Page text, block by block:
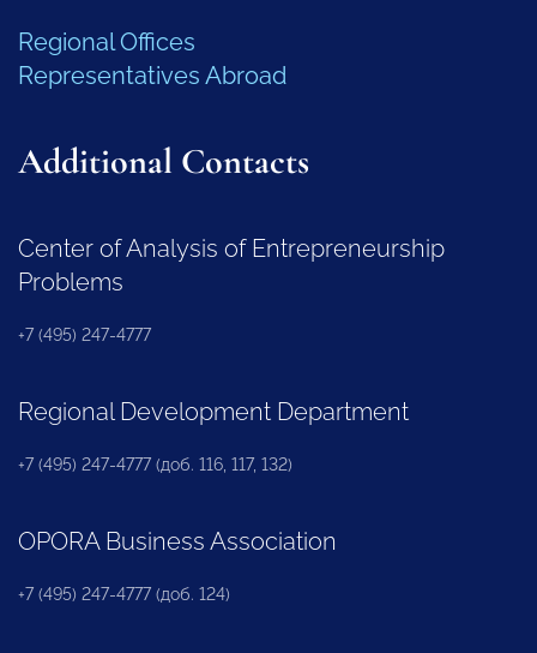
Regional Offices
Representatives Abroad
Additional Contacts
Center of Analysis of Entrepreneurship
Problems
+7 (495) 247-4777
Regional Development Department
+7 (495) 247-4777 (доб. 116, 117, 132)
OPORA Business Association
+7 (495) 247-4777 (доб. 124)